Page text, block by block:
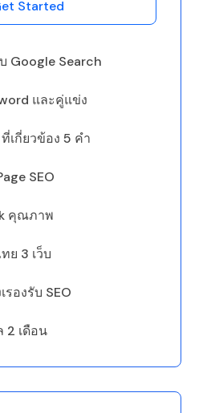
Started
Google Search
และคู่แข่ง
เกี่ยวข้อง 5 คำ
SEO
คุณภาพ
ย 3 เว็บ
รองรับ SEO
2 เดือน